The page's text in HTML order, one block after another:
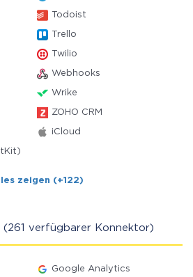
Todoist
Trello
Twilio
Webhooks
Wrike
ZOHO CRM
iCloud
zeigen (+122)
(261 verfügbarer Konnektor)
Google Analytics